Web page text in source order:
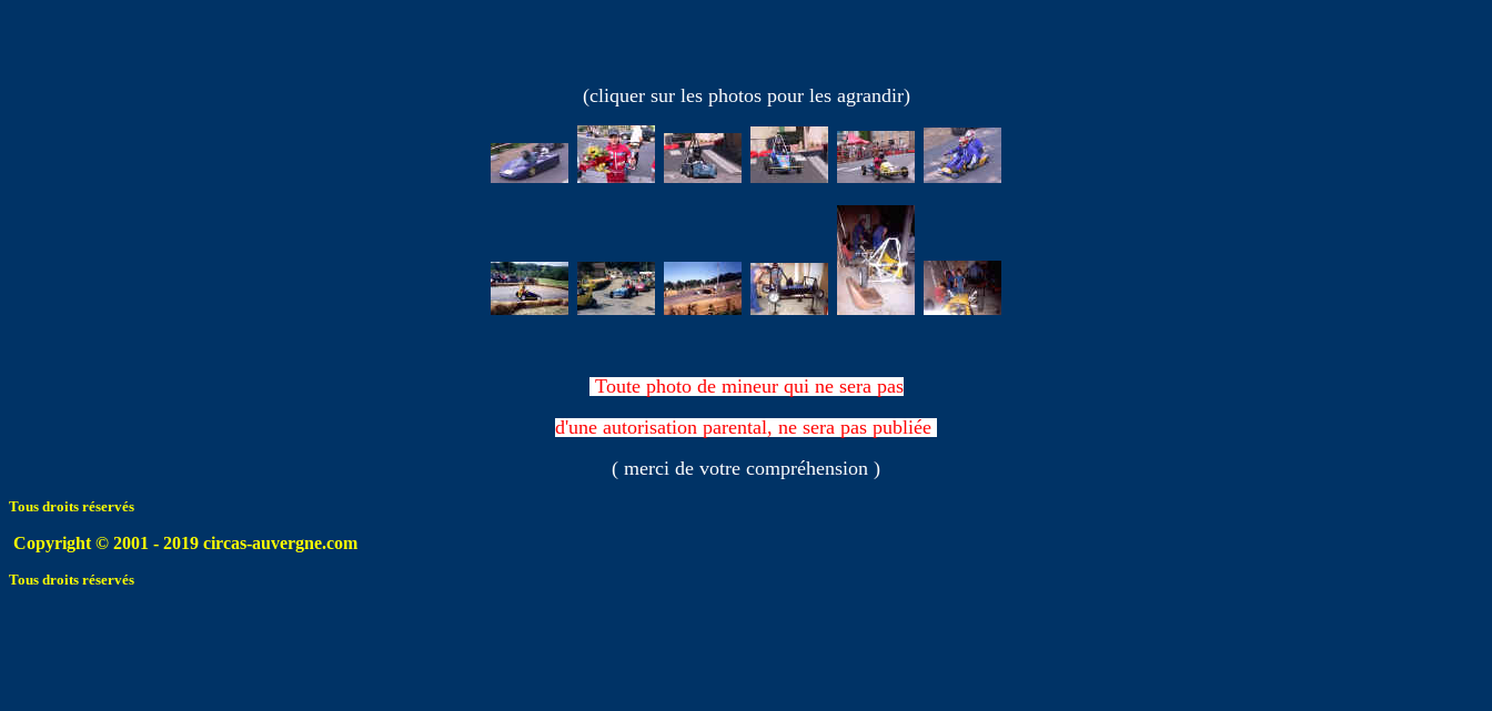
(cliquer sur les photos pour les agrandir)
Toute photo de mineur qui ne sera pas
d'une autorisation parental, ne sera pas publiée
( merci de votre compréhension )
Tous droits réservés
Copyright © 2001 - 2019 circas-auvergne.com
Tous droits réservés